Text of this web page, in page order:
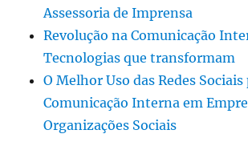
Assessoria de Imprensa
Revolução na Comunicação
Tecnologias que transformam
O Melhor Uso das Redes Sociais
Comunicação Interna em
Organizações Sociais